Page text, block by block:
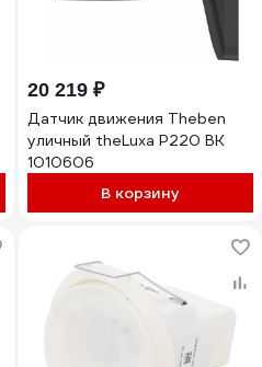
20 219 ₽
Датчик движения Theben
уличный theLuxa P220 BK
1010606
В корзину